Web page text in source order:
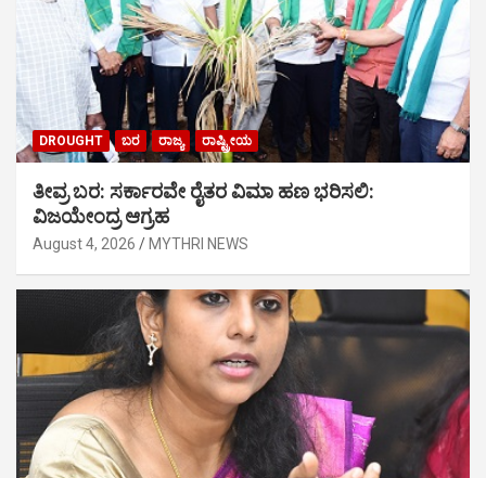
DROUGHT ಬರ ರಾಜ್ಯ ರಾಷ್ಟ್ರೀಯ
ತೀವ್ರ ಬರ: ಸರ್ಕಾರವೇ ರೈತರ ವಿಮಾ ಹಣ ಭರಿಸಲಿ:
ವಿಜಯೇಂದ್ರ ಆಗ್ರಹ
August 4, 2026 MYTHRI NEWS